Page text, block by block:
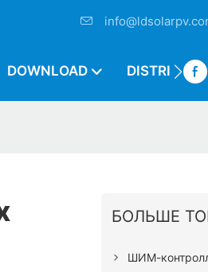
DOWNLOAD
БОЛЬШЕ
ШИМ-